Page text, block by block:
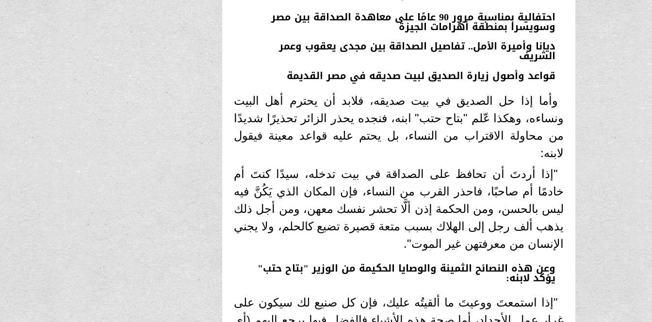
احتفالية بمناسبة مرور 90 عامًا على معاهدة الصداقة بين مصر
وسويسرا بمنطقة أهرامات الجيزة
ديانا وأميرة الأمل.. تفاصيل الصداقة بين مجدى يعقوب وعمر
الشريف
قواعد وأصول زيارة الصديق لبيت صديقه في مصر القديمة
وأما إذا حل الصديق في بيت صديقه، فلابد أن يحترم أهل البيت
ونساءه، وهكذا عّلم "بتاح حتب" ابنه، فنجده يحذر الزائر تحذيرًا شديدًا
من محاولة الاقتراب من النساء، بل يحتم عليه قواعد معينة فيقول
لابنه:
"إذا أردتَ أن تحافظ على الصداقة في بيت تدخله، سيدًا كنتَ أم
خادمًا أم صاحبًا، فاحذر القرب من النساء، فإن المكان الذي يَكُنَّ فيه
ليس بالحسن، ومن الحكمة إذن ألَّا تحشر نفسك معهن، ومن أجل ذلك
يذهب ألف رجل إلى الهلاك بسبب متعة قصيرة تضيع كالحلم، ولا يجني
الإنسان من معرفتهن غير الموت".
وعن هذه النصائح الثمينة والوصايا الحكيمة من الوزير "بتاح حتب"
يؤكد لابنه:
"إذا استمعتَ ووعيتَ ما ألقيتُه عليك، فإن كل صنيع لك سيكون على